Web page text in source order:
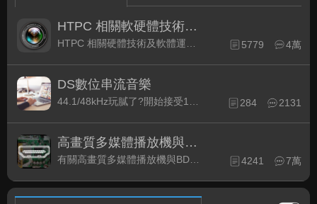
HTPC 相關軟硬體技術及運用
5779 4萬
DS數位串流音樂
284 2131
高畫質多媒體播放機與BD討論區
有關高畫質多媒體播放機與BD相關討論區 4241 7萬